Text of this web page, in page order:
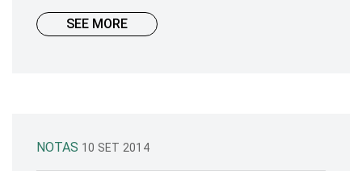
SEE MORE
NOTAS 10 SET 2014